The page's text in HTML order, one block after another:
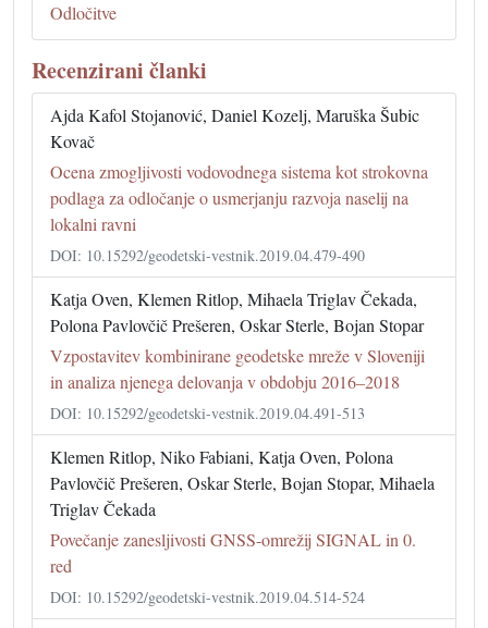
Odločitve
Recenzirani članki
Ajda Kafol Stojanović, Daniel Kozelj, Maruška Šubic
Kovač
Ocena zmogljivosti vodovodnega sistema kot strokovna
podlaga za odločanje o usmerjanju razvoja naselij na
lokalni ravni
DOI: 10.15292/geodetski-vestnik.2019.04.479-490
Katja Oven, Klemen Ritlop, Mihaela Triglav Čekada,
Polona Pavlovčič Prešeren, Oskar Sterle, Bojan Stopar
Vzpostavitev kombinirane geodetske mreže v Sloveniji
in analiza njenega delovanja v obdobju 2016–2018
DOI: 10.15292/geodetski-vestnik.2019.04.491-513
Klemen Ritlop, Niko Fabiani, Katja Oven, Polona
Pavlovčič Prešeren, Oskar Sterle, Bojan Stopar, Mihaela
Triglav Čekada
Povečanje zanesljivosti GNSS-omrežij SIGNAL in 0.
red
DOI: 10.15292/geodetski-vestnik.2019.04.514-524